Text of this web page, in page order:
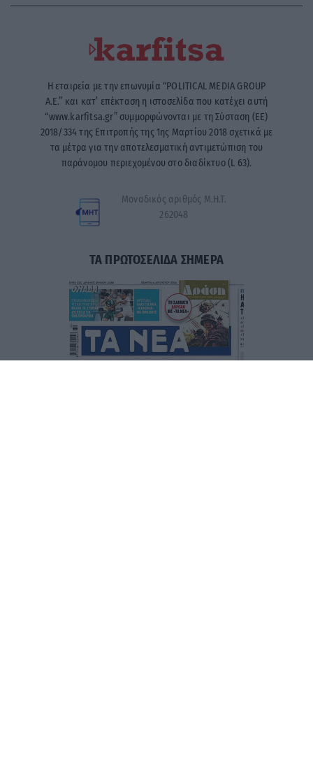
Η εταιρεία με την επωνυμία “POLITICAL MEDIA GROUP
A.E.” και κατ’ επέκταση η ιστοσελίδα που κατέχει αυτή
“www.karfitsa.gr” συμμορφώνονται με τη Σύσταση (ΕΕ)
2018/334 της Επιτροπής της 1ης Μαρτίου 2018 σχετικά με
τα μέτρα για την αποτελεσματική αντιμετώπιση του
παράνομου περιεχομένου στο διαδίκτυο (L 63).
Μοναδικός αριθμός Μ.Η.Τ.
262048
ΤΑ ΠΡΩΤΟΣΕΛΙΔΑ ΣΗΜΕΡΑ